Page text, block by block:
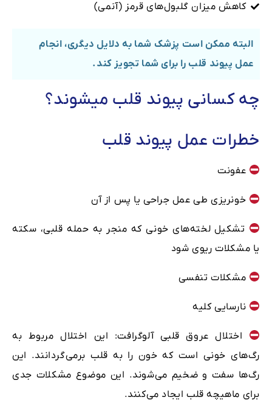
کاهش میزان گلبول‌های قرمز (آنمی)
البته ممکن است پزشک شما به دلایل دیگری، انجام
عمل پیوند قلب را برای شما تجویز کند.
چه کسانی پیوند قلب میشوند؟
خطرات عمل پیوند قلب
عفونت
خونریزی طی عمل جراحی یا پس از آن
تشکیل لخته‌های خونی که منجر به حمله قلبی، سکته
یا مشکلات ریوی ‌شود
مشکلات تنفسی
نارسایی کلیه
اختلال عروق قلبی آلوگرافت: این اختلال مربوط به
رگ‌های خونی است که خون را به قلب برمی‌گردانند. این
رگ‌ها سفت و ضخیم می‌شوند. این موضوع مشکلات جدی
برای ماهیچه قلب ایجاد می‌کنند.